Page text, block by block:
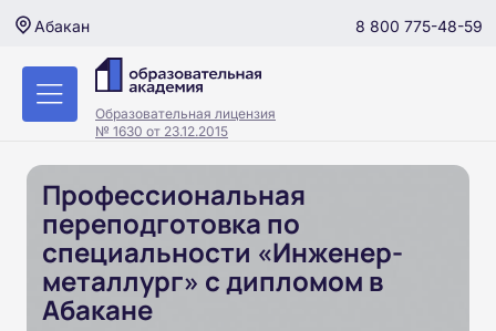
Абакан 8 800 775-48-59
Образовательная лицензия
№ 1630 от 23.12.2015
Профессиональная
переподготовка по
специальности «Инженер-
металлург» с дипломом в
Абакане